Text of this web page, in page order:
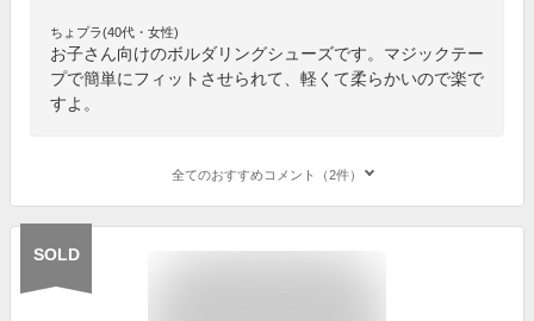
ちょプラ(40代・女性)
お子さん向けのボルダリングシューズです。マジックテー
プで簡単にフィットさせられて、軽くて柔らかいので楽で
すよ。
全てのおすすめコメント（2件）
SOLD